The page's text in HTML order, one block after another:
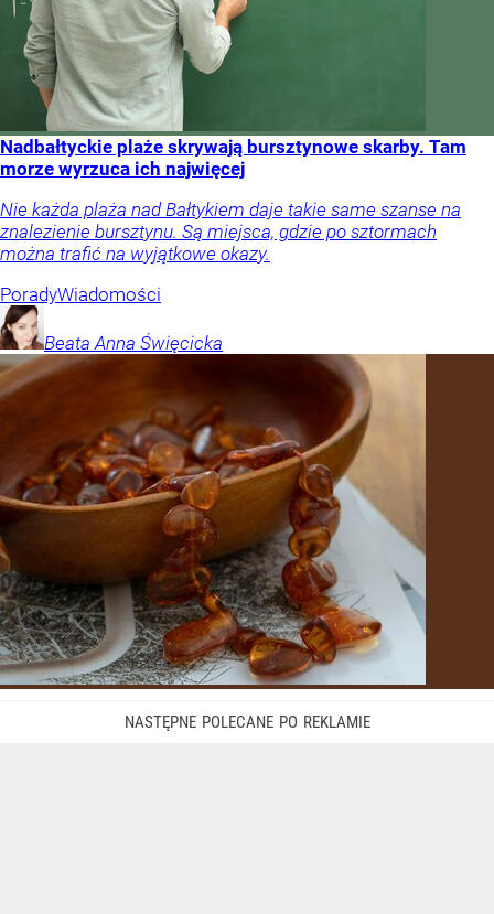
Nadbałtyckie plaże skrywają bursztynowe skarby. Tam
morze wyrzuca ich najwięcej
Nie każda plaża nad Bałtykiem daje takie same szanse na
znalezienie bursztynu. Są miejsca, gdzie po sztormach
można trafić na wyjątkowe okazy.
PoradyWiadomości
Beata Anna Święcicka